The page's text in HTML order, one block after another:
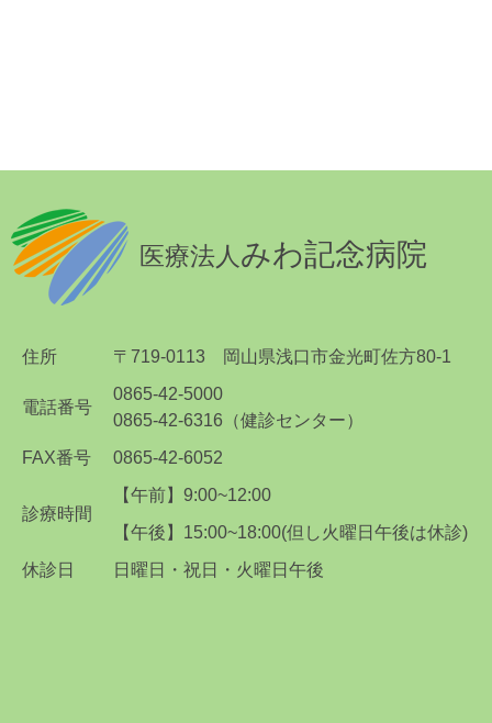
医療法人みわ記念病院
住所 〒719-0113 岡山県浅口市金光町佐方80-1
電話番号
0865-42-5000
0865-42-6316（健診センター）
FAX番号
0865-42-6052
診療時間
【午前】9:00~12:00
【午後】15:00~18:00(但し火曜日午後は休診)
休診日
日曜日・祝日・火曜日午後